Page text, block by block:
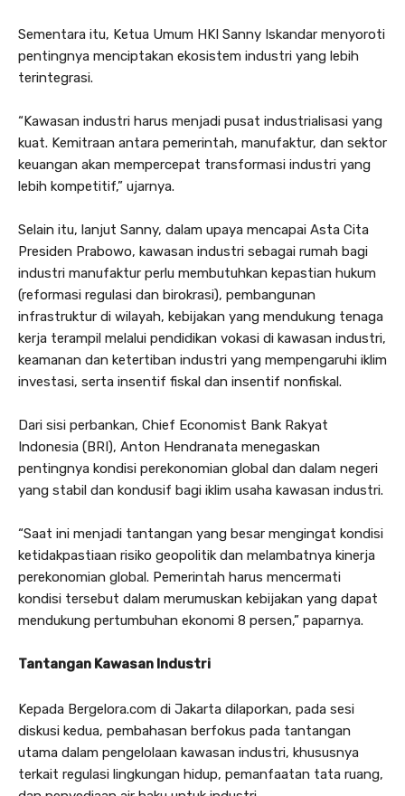
Sementara itu, Ketua Umum HKI Sanny Iskandar menyoroti
pentingnya menciptakan ekosistem industri yang lebih
terintegrasi.
“Kawasan industri harus menjadi pusat industrialisasi yang
kuat. Kemitraan antara pemerintah, manufaktur, dan sektor
keuangan akan mempercepat transformasi industri yang
lebih kompetitif,” ujarnya.
Selain itu, lanjut Sanny, dalam upaya mencapai Asta Cita
Presiden Prabowo, kawasan industri sebagai rumah bagi
industri manufaktur perlu membutuhkan kepastian hukum
(reformasi regulasi dan birokrasi), pembangunan
infrastruktur di wilayah, kebijakan yang mendukung tenaga
kerja terampil melalui pendidikan vokasi di kawasan industri,
keamanan dan ketertiban industri yang mempengaruhi iklim
investasi, serta insentif fiskal dan insentif nonfiskal.
Dari sisi perbankan, Chief Economist Bank Rakyat
Indonesia (BRI), Anton Hendranata menegaskan
pentingnya kondisi perekonomian global dan dalam negeri
yang stabil dan kondusif bagi iklim usaha kawasan industri.
“Saat ini menjadi tantangan yang besar mengingat kondisi
ketidakpastiaan risiko geopolitik dan melambatnya kinerja
perekonomian global. Pemerintah harus mencermati
kondisi tersebut dalam merumuskan kebijakan yang dapat
mendukung pertumbuhan ekonomi 8 persen,” paparnya.
Tantangan Kawasan Industri
Kepada Bergelora.com di Jakarta dilaporkan, pada sesi
diskusi kedua, pembahasan berfokus pada tantangan
utama dalam pengelolaan kawasan industri, khususnya
terkait regulasi lingkungan hidup, pemanfaatan tata ruang,